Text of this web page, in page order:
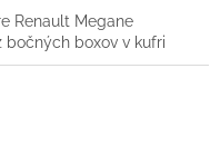
Renault Megane
bočných boxov v kufri